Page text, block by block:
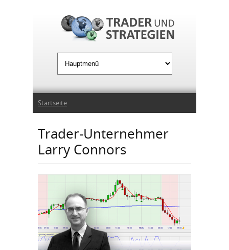
Sie sind hier
Startseite
Trader-Unternehmer
Larry Connors